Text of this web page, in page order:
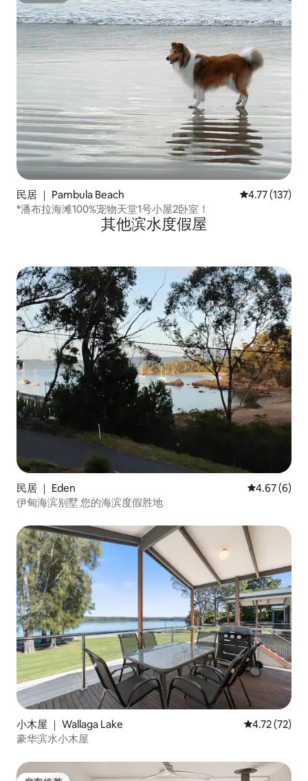
民居 ｜ Pambula Beach 平均评分 4.77
4.77 (137)
*潘布拉海滩100%宠物天堂1号小屋2卧室！
其他滨水度假屋
民居 ｜ Eden 平均评分
4.67 (6)
伊甸海滨别墅 您的海滨度假胜地
小木屋 ｜ Wallaga Lake 平均评分
4.72 (72)
豪华滨水小木屋